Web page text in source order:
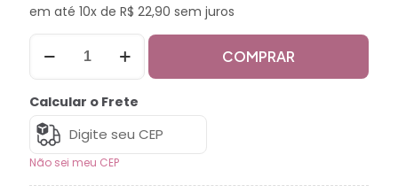
em até 10x de R$ 22,90 sem juros
COMPRAR
Calcular o Frete
Não sei meu CEP